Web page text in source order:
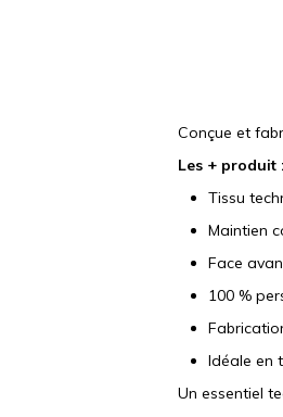
Conçue et
Les + produit :
Tissu
Maintien
Face
100 %
Idéale en
Un essentiel